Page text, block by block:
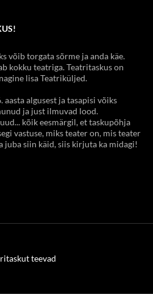
võib torgata sõrme ja anda käe.
kokku teatriga. Teatritaskus on
lisa Teatriküljed.
algusest ja tasapisi võiks
ja just ilmuvad lood.
kõik eesmärgil, et taskupõhja
vastuse, miks teater on, mis teater
juba siin käid, siis kirjuta ka midagi!
teevad